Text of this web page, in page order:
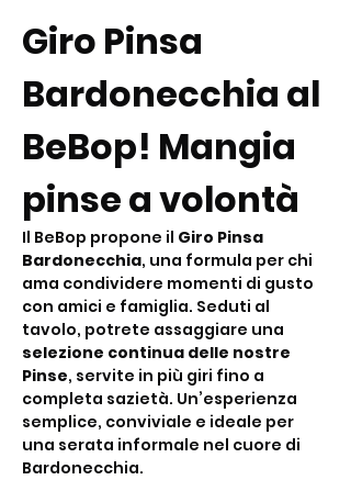
Giro Pinsa
Bardonecchia al
BeBop! Mangia
pinse a volontà
Il BeBop propone il Giro Pinsa
Bardonecchia, una formula per chi
ama condividere momenti di gusto
con amici e famiglia. Seduti al
tavolo, potrete assaggiare una
selezione continua delle nostre
Pinse, servite in più giri fino a
completa sazietà. Un’esperienza
semplice, conviviale e ideale per
una serata informale nel cuore di
Bardonecchia.